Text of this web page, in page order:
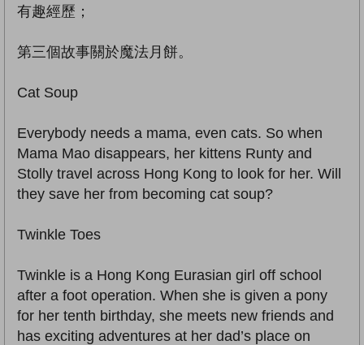
有趣經歷；
第三個故事關於魔法月餅。
Cat Soup
Everybody needs a mama, even cats. So when
Mama Mao disappears, her kittens Runty and
Stolly travel across Hong Kong to look for her. Will
they save her from becoming cat soup?
Twinkle Toes
Twinkle is a Hong Kong Eurasian girl off school
after a foot operation. When she is given a pony
for her tenth birthday, she meets new friends and
has exciting adventures at her dad’s place on